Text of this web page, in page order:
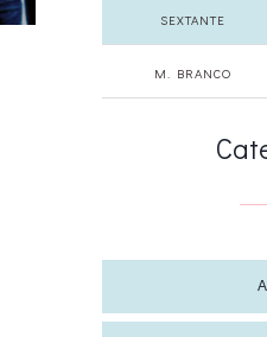
SEXTANTE
M. BRANCO